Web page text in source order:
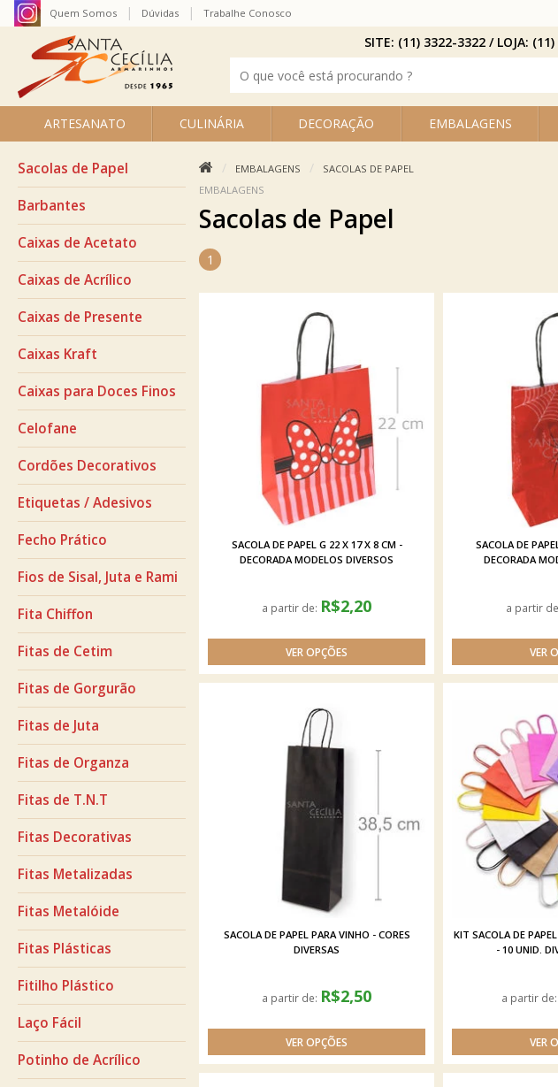
ARTESANATO CULINÁRIA DECORAÇÃO EMBALAGENS
Quem Somos Dúvidas Trabalhe Conosco
SITE: (11) 3322-3322 / LOJA:
Sacolas de Papel
Barbantes
Caixas de Acetato
Caixas de Acrílico
Caixas de Presente
Caixas Kraft
Caixas para Doces Finos
Celofane
Cordões Decorativos
Etiquetas / Adesivos
Fecho Prático
Fios de Sisal, Juta e Rami
Fita Chiffon
Fitas de Cetim
Fitas de Gorgurão
Fitas de Juta
Fitas de Organza
Fitas de T.N.T
Fitas Decorativas
Fitas Metalizadas
Fitas Metalóide
Fitas Plásticas
Fitilho Plástico
Laço Fácil
Potinho de Acrílico
EMBALAGENS
SACOLAS DE PAPEL
EMBALAGENS
Sacolas de Papel
1
SACOLA DE PAPEL G 22 X 17 X 8 CM -
DECORADA MODELOS DIVERSOS
a partir de: R$2,20
SACOLA DE
DECORADA
a partir
SACOLA DE PAPEL PARA VINHO - CORES
DIVERSAS
a partir de: R$2,50
KIT SACOLA DE
- 10 UNID.
a partir de: